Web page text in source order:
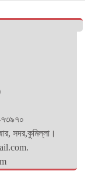
৭৩৯৭০
সদর,কুমিল্লা।